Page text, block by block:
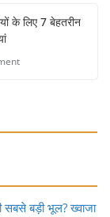
के लिए 7 बेहतरीन
सबसे बड़ी भूल? ख्वाजा